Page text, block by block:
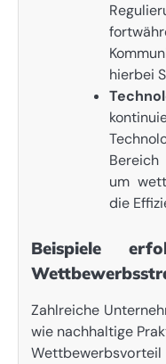
hierbei
um
die
Beispiele
Zahlreiche
wie nachhaltige